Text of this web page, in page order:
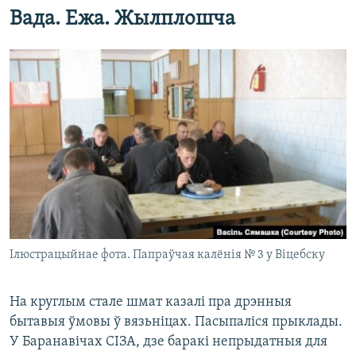
Вада. Ежа. Жылплошча
Ілюстрацыйнае фота. Папраўчая калёнія № 3 у Віцебску
​На круглым стале шмат казалі пра дрэнныя
бытавыя ўмовы ў вязьніцах. Пасыпаліся прыклады.
У Баранавічах СІЗА, дзе баракі непрыдатныя для